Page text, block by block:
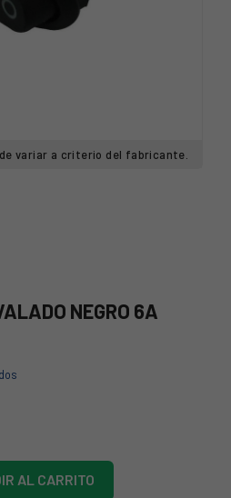
variar a criterio del fabricante.
NEGRO 6A
AL CARRITO